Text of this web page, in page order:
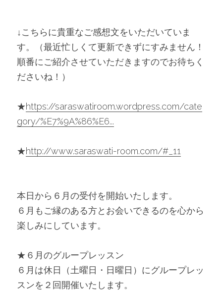
↓こちらに貴重なご感想文をいただいていま
す。（最近忙しくて更新できずにすみません！
順番にご紹介させていただきますのでお待ちく
ださいね！）
★https://saraswatiroom.wordpress.com/cate
gory/%E7%9A%86%E6...
★http://www.saraswati-room.com/#_11
本日から６月の受付を開始いたします。
６月もご縁のある方とお会いできるのを心から
楽しみにしています。
★６月のグループレッスン
６月は休日（土曜日・日曜日）にグループレッ
スンを２回開催いたします。